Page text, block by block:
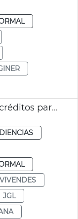
JGL sexta modificación de créditos para vivendes La Torre, deuda y descuentos EMT
VIVENDES
JGL